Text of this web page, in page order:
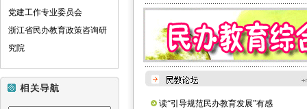
党建工作专业委员会
浙江省民办教育政策咨询研
究院
读“引导规范民办教育发展”有感